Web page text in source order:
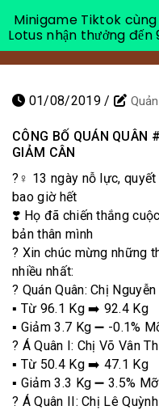
01/08/2019 /
CÔNG BỐ QUÁN QUÂN
GIẢM CÂN
?️‍♀️ 13 ngày nỗ lực,
bao giờ hết
❣️ Họ đã chiến thắng
bản thân mình
? Xin chúc mừng những
nhiều nhất:
? Quán Quân: Chị
▪️ Từ 96.1 Kg ➡️ 92.4 Kg
▪️ Giảm 3.7 Kg ➖ -0.1%
? Á Quân I: Chị Võ Vân
▪️ Từ 50.4 Kg ➡️ 47.1 Kg
▪️ Giảm 3.3 Kg ➖ 3.5% Mỡ
? Á Quân II: Chị Lê
Minigame Tiktok
Lotus nhận thưởng đến